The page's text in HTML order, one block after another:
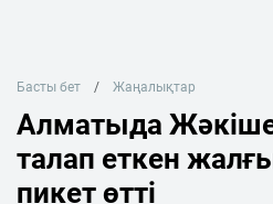
Басты бет Жаңалықтар
Алматыда
талап еткен
пикет өтті